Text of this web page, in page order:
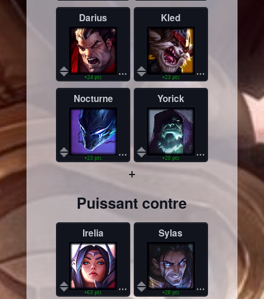
Darius
...
+24 pts
Kled
...
+23 pts
Nocturne
...
+23 pts
Yorick
...
+20 pts
+
Puissant contre
Irelia
...
+63 pts
Sylas
...
+28 pts